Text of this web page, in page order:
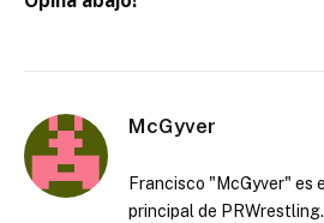
McGyver
Francisco "McGyver" es
principal de